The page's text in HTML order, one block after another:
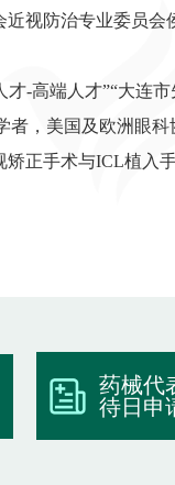
近视防治专业委员会
才-高端人才”“大连
者，美国及欧洲眼科
矫正手术与ICL植入
药械代
待日申